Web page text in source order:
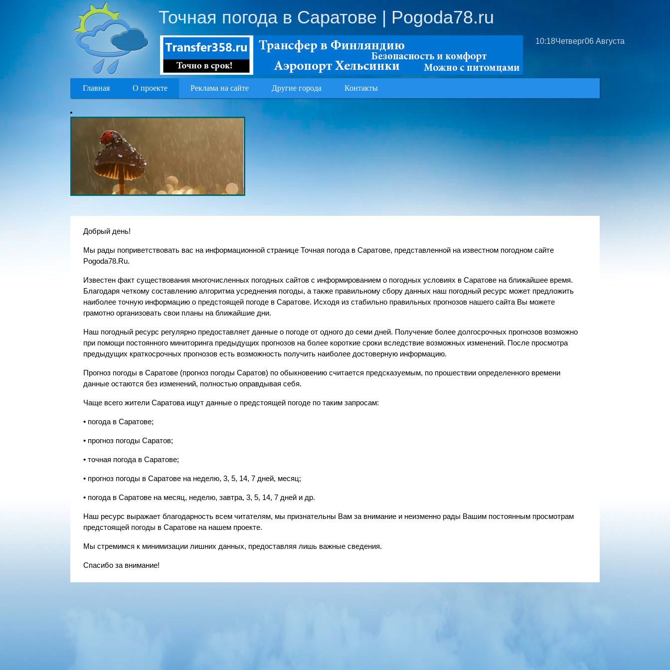
Точная погода в Саратове | Pogoda78.ru
10:18Четверг06 Августа
Главная О проекте Реклама на сайте Другие города Контакты
Добрый день!
Мы рады поприветствовать вас на информационной странице Точная погода в Саратове, представленной на известном погодном сайте
Pogoda78.Ru.
Известен факт существования многочисленных погодных сайтов с информированием о погодных условиях в Саратове на ближайшее время.
Благодаря четкому составлению алгоритма усреднения погоды, а также правильному сбору данных наш погодный ресурс может предложить
наиболее точную информацию о предстоящей погоде в Саратове. Исходя из стабильно правильных прогнозов нашего сайта Вы можете
грамотно организовать свои планы на ближайшие дни.
Наш погодный ресурс регулярно предоставляет данные о погоде от одного до семи дней. Получение более долгосрочных прогнозов возможно
при помощи постоянного миниторинга предыдущих прогнозов на более короткие сроки вследствие возможных изменений. После просмотра
предыдущих краткосрочных прогнозов есть возможность получить наиболее достоверную информацию.
Прогноз погоды в Саратове (прогноз погоды Саратов) по обыкновению считается предсказуемым, по прошествии определенного времени
данные остаются без изменений, полностью оправдывая себя.
Чаще всего жители Саратова ищут данные о предстоящей погоде по таким запросам:
• погода в Саратове;
• прогноз погоды Саратов;
• точная погода в Саратове;
• прогноз погоды в Саратове на неделю, 3, 5, 14, 7 дней, месяц;
• погода в Саратове на месяц, неделю, завтра, 3, 5, 14, 7 дней и др.
Наш ресурс выражает благодарность всем читателям, мы признательны Вам за внимание и неизменно рады Вашим постоянным просмотрам
предстоящей погоды в Саратове на нашем проекте.
Мы стремимся к минимизации лишних данных, предоставляя лишь важные сведения.
Спасибо за внимание!